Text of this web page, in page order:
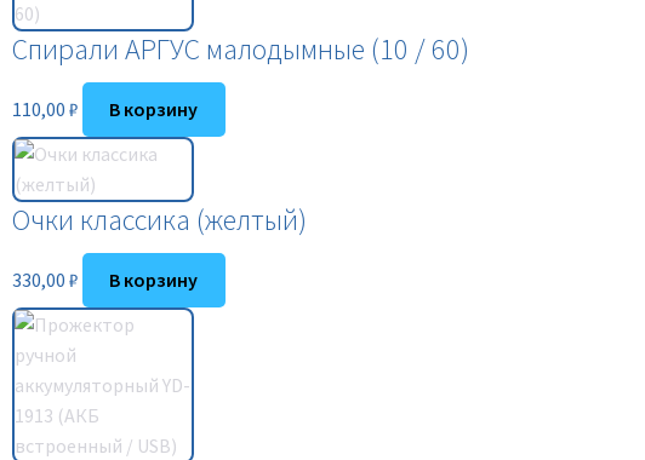
Спирали АРГУС малодымные (10 / 60)
110,00 ₽ В корзину
Очки классика (желтый)
330,00 ₽ В корзину